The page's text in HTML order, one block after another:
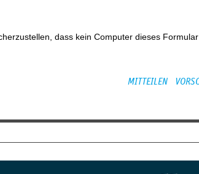
dass kein Computer dieses Formular